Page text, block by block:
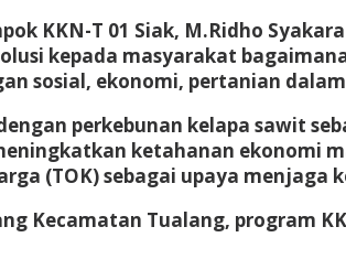
KKN-T 01 Siak, M.Ridho
kepada masyarakat
sosial, ekonomi, pertanian
perkebunan kelapa sawit
ketahanan
(TOK) sebagai upaya
Kecamatan Tualang, program